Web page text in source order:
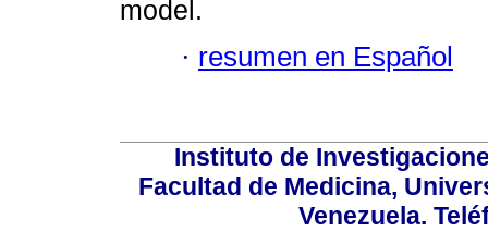
model.
· resumen en Español
Instituto de
Facultad de Medicina,
Venezuela.